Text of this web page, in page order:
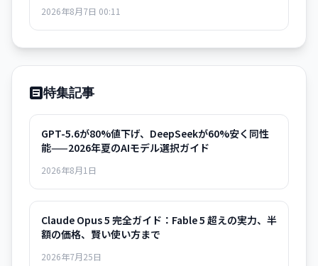
昇。タスク当たりのコスト効率も悪化し、実用性を疑問視す
2026年8月7日 00:11
特集記事
GPT-5.6が80%値下げ、DeepSeekが60%安く同性
能——2026年夏のAIモデル選択ガイド
2026年8月1日
Claude Opus 5 完全ガイド：Fable 5 超えの実力、半
額の価格、賢い使い方まで
2026年7月25日